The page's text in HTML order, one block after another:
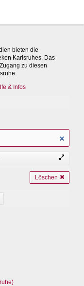
bieten die
Karlsruhes. Das
zu diesen
& Infos
Löschen